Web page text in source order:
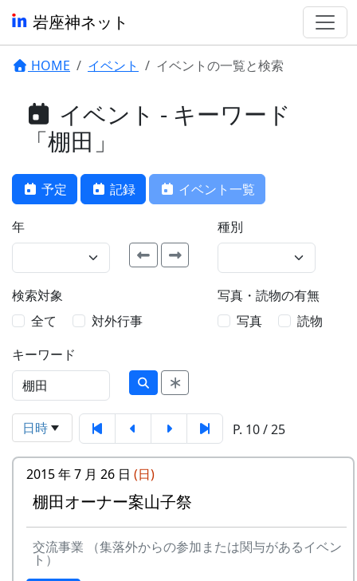
岩座神ネット
HOME イベント イベントの一覧と検索
イベント - キーワード
「棚田」
予定 記録 イベント一覧
年 種別
検索対象
全て
対外行事
写真・読物の有無
写真
読物
キーワード
日時 P. 10 / 25
2015 年 7 月 26 日 (日)
棚田オーナー案山子祭
交流事業 （集落外からの参加または関与があるイベン
ト）